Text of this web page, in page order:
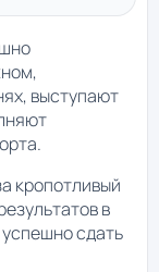
выступают
кропотливый
в
сдать